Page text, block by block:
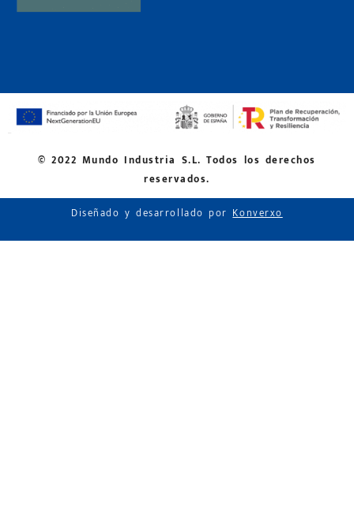
© 2022 Mundo Industria S.L. Todos los derechos
reservados.
Diseñado y desarrollado porKonverxo